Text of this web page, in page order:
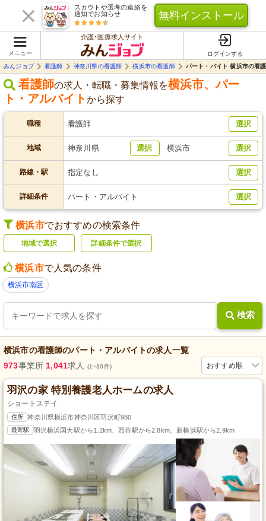
スカウトや選考の連絡を
通知でお知らせ
無料インストール
メニュー
介護･医療求人サイト
ログインする
みんジョブ
看護師 神奈川県の看護師 横浜市の看護師 パート・バイト 横浜市の看
看護師の求人・転職・募集情報を横浜市、パー
ト・アルバイトから探す
職種 看護師 選択
地域 神奈川県 選択 横浜市 選択
路線・駅 指定なし 選択
詳細条件 パート・アルバイト 選択
横浜市でおすすめの検索条件
地域で選択 詳細条件で選択
横浜市で人気の条件
横浜市南区
検索
横浜市の看護師のパート・アルバイトの求人一覧
おすすめ順
973事業所 1,041求人 (1~30件)
羽沢の家 特別養護老人ホームの求人
ショートステイ
住所 神奈川県横浜市神奈川区羽沢町980
最寄駅 羽沢横浜国大駅から1.2km、西谷駅から2.8km、新横浜駅から2.9km